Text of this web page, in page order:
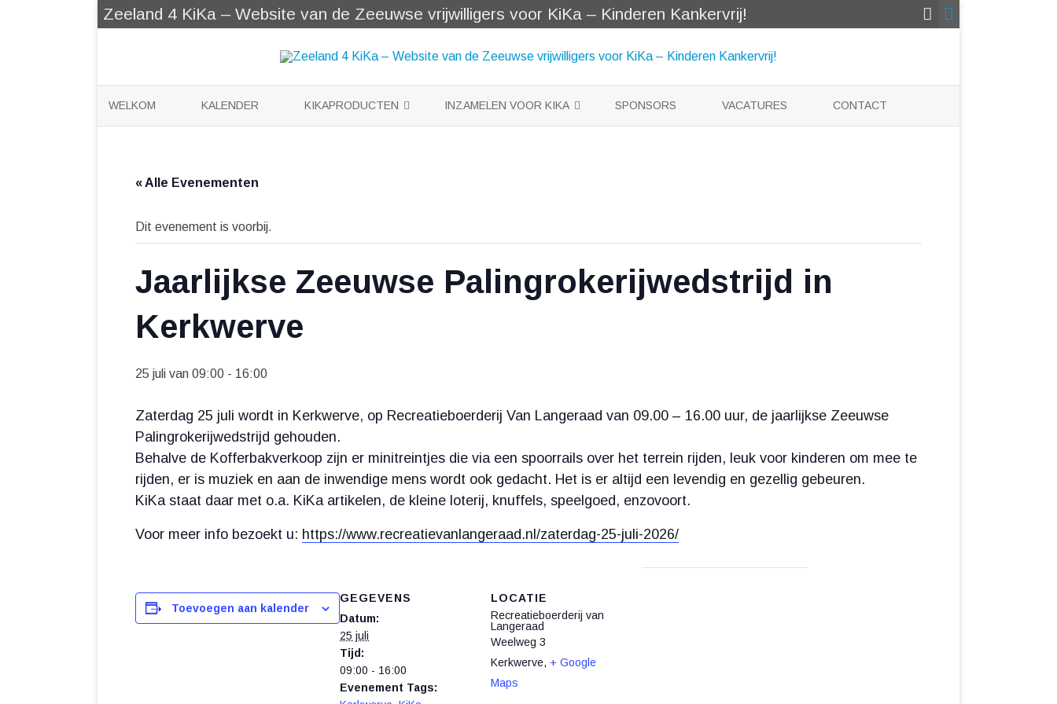
Zeeland 4 KiKa – Website van de Zeeuwse vrijwilligers voor KiKa – Kinderen Kankervrij!
to
WELKOM KALENDER KIKAPRODUCTEN INZAMELEN VOOR KIKA SPONSORS VACATURES CONTACT
« Alle Evenementen
Dit evenement is voorbij.
Jaarlijkse Zeeuwse Palingrokerijwedstrijd in
Kerkwerve
25 juli van 09:00 - 16:00
Zaterdag 25 juli wordt in Kerkwerve, op Recreatieboerderij Van Langeraad van 09.00 – 16.00 uur, de jaarlijkse Zeeuwse
Palingrokerijwedstrijd gehouden.
Behalve de Kofferbakverkoop zijn er minitreintjes die via een spoorrails over het terrein rijden, leuk voor kinderen om mee te
rijden, er is muziek en aan de inwendige mens wordt ook gedacht. Het is er altijd een levendig en gezellig gebeuren.
KiKa staat daar met o.a. KiKa artikelen, de kleine loterij, knuffels, speelgoed, enzovoort.
Voor meer info bezoekt u: https://www.recreatievanlangeraad.nl/zaterdag-25-juli-2026/
Toevoegen aan kalender
GEGEVENS
Datum:
25 juli
Tijd:
09:00 - 16:00
Evenement Tags:
LOCATIE
Recreatieboerderij van
Langeraad
Weelweg 3
Kerkwerve, + Google
Maps